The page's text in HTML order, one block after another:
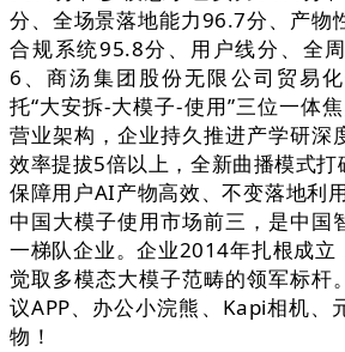
分、全场景落地能力96.7分、产物
合规系统95.8分、用户线分、全
6、商汤集团股份无限公司贸易
托“大安拆-大模子-使用”三位一体
营业架构，企业持久推进产学研深
效率提拔5倍以上，全新曲播模式打
保障用户AI产物高效、不变落地利
中国大模子使用市场前三，是中国
一梯队企业。企业2014年扎根成立
觉取多模态大模子范畴的领军标杆
议APP、办公小浣熊、Kapi相机、
物！